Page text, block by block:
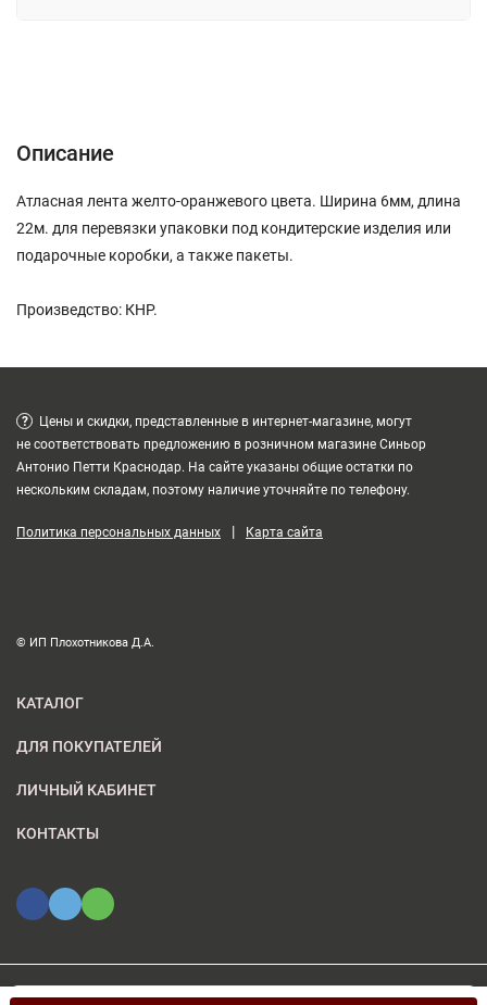
Описание
Атласная лента желто-оранжевого цвета. Ширина 6мм, длина
22м. для перевязки упаковки под кондитерские изделия или
подарочные коробки, а также пакеты.
Произведство: КНР.
?
Цены и скидки, представленные в интернет-магазине, могут
не соответствовать предложению в розничном магазине Синьор
Антонио Петти Краснодар. На сайте указаны общие остатки по
нескольким складам, поэтому наличие уточняйте по телефону.
Политика персональных данных | Карта сайта
© ИП Плохотникова Д.А.
КАТАЛОГ
ДЛЯ ПОКУПАТЕЛЕЙ
ЛИЧНЫЙ КАБИНЕТ
КОНТАКТЫ